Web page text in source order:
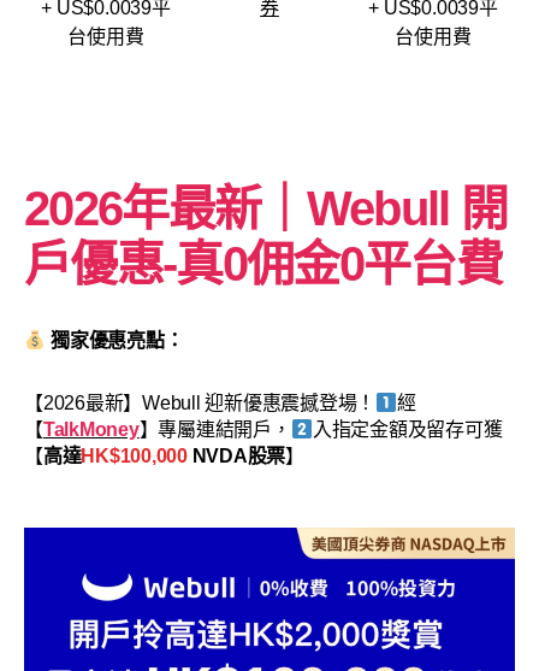
+ US$0.0039平
台使用費
券
+ US$0.0039平
台使用費
2026年最新｜Webull 開
戶優惠-真0佣金0平台費
獨家優惠亮點：
【2026最新】Webull 迎新優惠震撼登場！
經
【TalkMoney】專屬連結開戶，
入指定金額及留存可獲
【高達HK$100,000NVDA股票】